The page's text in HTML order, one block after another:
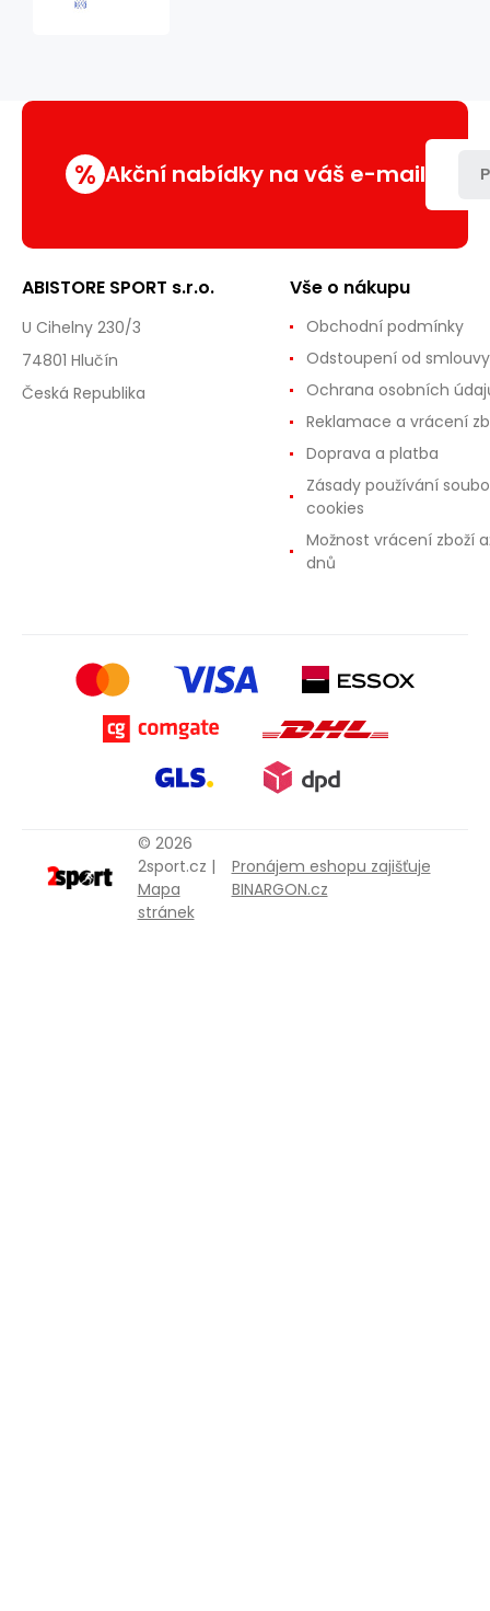
% Akční nabídky na váš e-mail
ABISTORE SPORT s.r.o.
U Cihelny 230/3
74801 Hlučín
Česká Republika
Vše o nákupu
Obchodní podmínky
Odstoupení od smlouvy
Ochrana osobních
Reklamace a vrácení
Doprava a platba
Zásady používání
cookies
Možnost vrácení zboží
dnů
© 2026
2sport.cz |
Mapa
stránek
Pronájem eshopu zajišťuje
BINARGON.cz